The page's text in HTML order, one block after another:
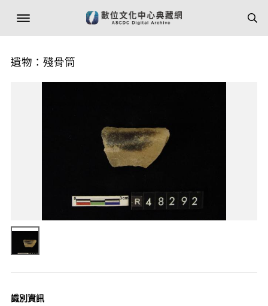
遺物：殘骨筒
識別資訊